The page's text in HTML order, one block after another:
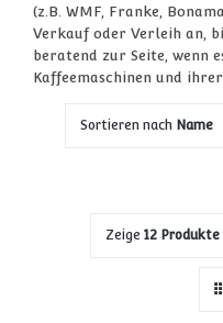
(z.B. WMF, Franke,
Verkauf oder Verleih an,
beratend zur Seite, wenn
Kaffeemaschinen und
Sortieren nach Name
Zeige 12 Produkte